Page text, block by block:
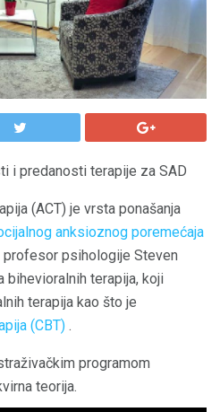
i predanosti terapije za SAD
(ACT) je vrsta ponašanja
anksioznog poremećaja
profesor psihologije Steven
bihevioralnih terapija, koji
terapija kao što je
(CBT) .
programom
teorija.